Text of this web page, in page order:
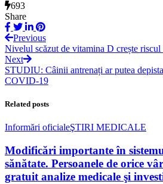
693
Share
Previous
Nivelul scăzut de vitamina D crește
Next
STUDIU: Câinii antrenați ar putea
COVID-19
Related posts
Informări oficialeŞTIRI MEDICALE
Modificări importante în
sănătate. Persoanele de orice
gratuit analize medicale şi